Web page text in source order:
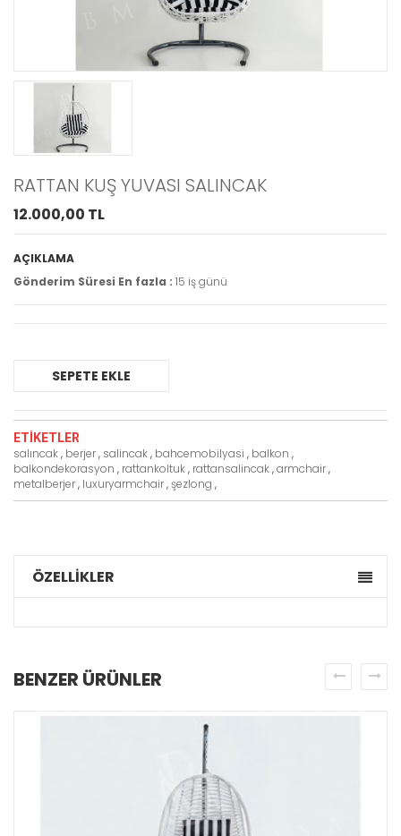
RATTAN KUŞ YUVASI SALINCAK
12.000,00 TL
AÇIKLAMA
Gönderim Süresi En fazla : 15 iş günü
SEPETE EKLE
ETIKETLER
salıncak, berjer, salincak, bahcemobilyasi , balkon ,
balkondekorasyon , rattankoltuk, rattansalincak,armchair,
metalberjer, luxuryarmchair,şezlong ,
120.000TL
GÖZAT
GOLD LİNE FÜME
YEMEK ODASI
89.000TL
GÖZAT
160.000TL
77.000TL
ÖZELLİKLER
BENZER ÜRÜNLER